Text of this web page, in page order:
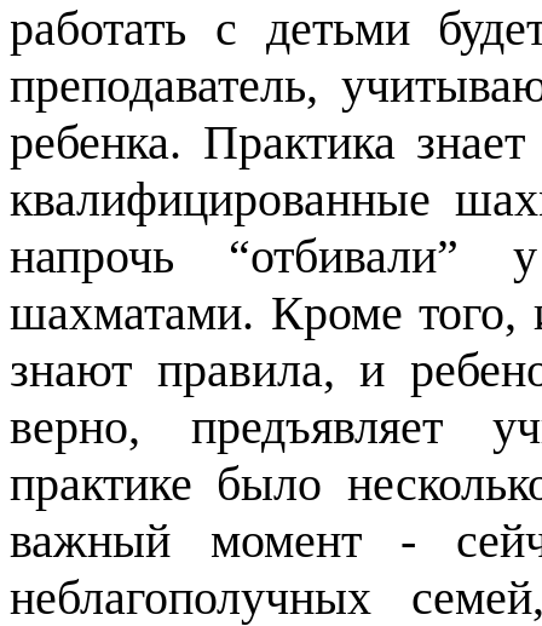
работать с детьми
преподаватель,
ребенка. Практика
квалифицированные
напрочь “отбивали”
шахматами. Кроме того,
знают правила, и
верно, предъявляет
практике было
важный момент -
неблагополучных